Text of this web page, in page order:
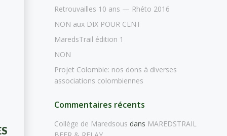
Retrouvailles 10 ans — Rhéto 2016
NON aux DIX POUR CENT
MaredsTrail édition 1
NON
Projet Colombie: nos dons à diverses
associations colombiennes
Commentaires récents
Collège de Maredsous dans MAREDSTRAIL